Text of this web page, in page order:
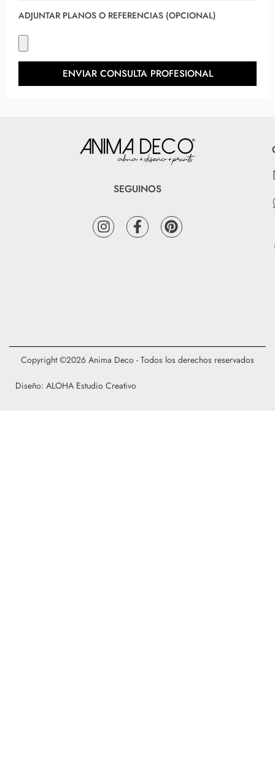
ADJUNTAR PLANOS O REFERENCIAS (OPCIONAL)
ENVIAR CONSULTA PROFESIONAL
SEGUINOS
Diseño: ALOHA Estudio Creativo
Copyright ©2026 Anima Deco - Todos los derechos reservados